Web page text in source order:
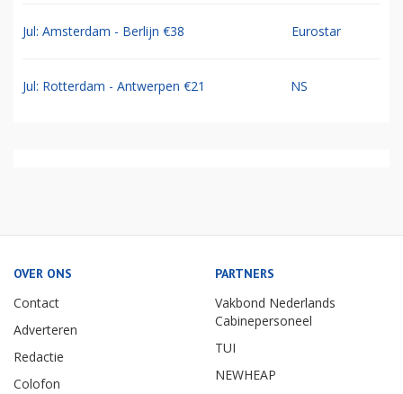
Jul: Amsterdam - Berlijn €38 Eurostar
Jul: Rotterdam - Antwerpen €21 NS
OVER ONS
Contact
Adverteren
Redactie
Colofon
PARTNERS
Vakbond Nederlands
Cabinepersoneel
TUI
NEWHEAP